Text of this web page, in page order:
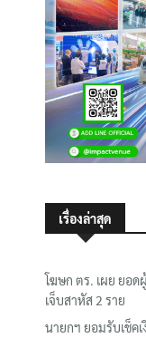
เรื่องล่าสุด
โฆษก ตร. เผย ยอด
เจ็บสาหัส 2 ราย
นายกฯ ยอมรับเช็ค